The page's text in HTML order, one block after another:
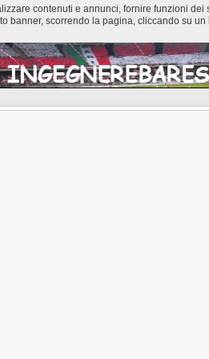
contenuti e annunci, fornire funzioni
banner, scorrendo la pagina, cliccando su